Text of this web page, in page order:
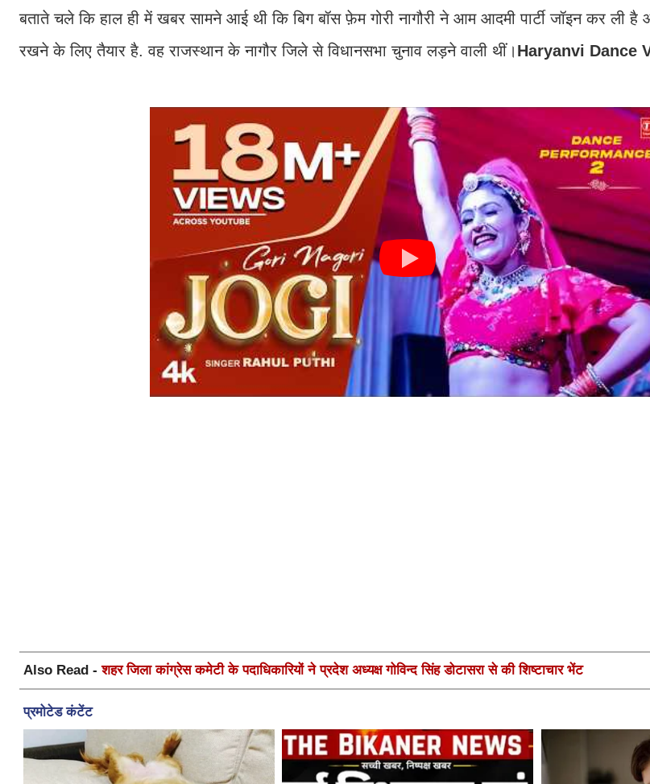
बताते चले कि हाल ही में खबर सामने आई थी कि बिग बॉस फ़ेम गोरी नागौरी ने आम आदमी पार्टी जॉइन कर ली है
रखने के लिए तैयार है. वह राजस्थान के नागौर जिले से विधानसभा चुनाव लड़ने वाली थीं। Haryanvi Dance
Also Read -शहर जिला कांग्रेस कमेटी के पदाधिकारियों ने प्रदेश अध्यक्ष गोविन्द सिंह डोटासरा से की शिष्टाचार भेंट